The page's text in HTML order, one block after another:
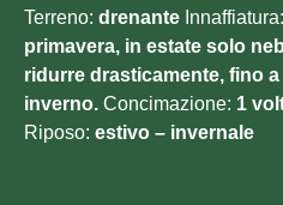
Terreno: drenante Innaffiatura:
primavera, in estate solo
ridurre drasticamente, fino
inverno. Concimazione: 1
Riposo: estivo – invernale